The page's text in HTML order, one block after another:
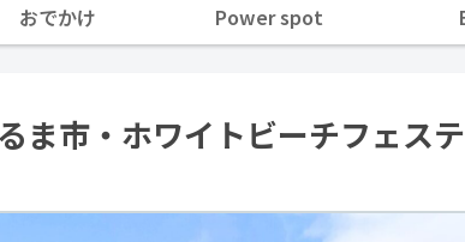
おでかけ Power spot
ま市・ホワイトビーチフェステ